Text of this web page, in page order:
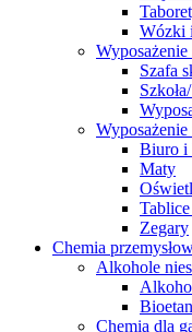
Wózki
Wyposażenie
Szafa
Biuro i
Maty
Zegary
Chemia
Alkohole
Chemia dla